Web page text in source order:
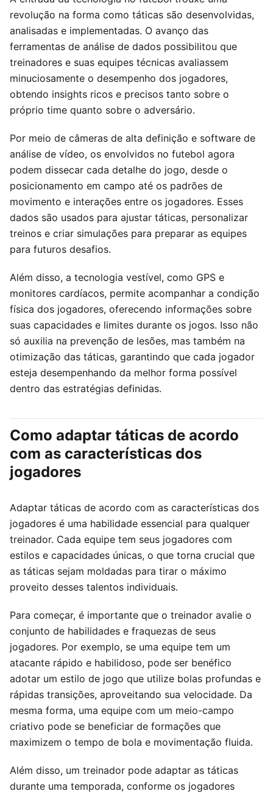
revolução na forma como táticas são desenvolvidas,
analisadas e implementadas. O avanço das
ferramentas de análise de dados possibilitou que
treinadores e suas equipes técnicas avaliassem
minuciosamente o desempenho dos jogadores,
obtendo insights ricos e precisos tanto sobre o
próprio time quanto sobre o adversário.
Por meio de câmeras de alta definição e software de
análise de vídeo, os envolvidos no futebol agora
podem dissecar cada detalhe do jogo, desde o
posicionamento em campo até os padrões de
movimento e interações entre os jogadores. Esses
dados são usados para ajustar táticas, personalizar
treinos e criar simulações para preparar as equipes
para futuros desafios.
Além disso, a tecnologia vestível, como GPS e
monitores cardíacos, permite acompanhar a condição
física dos jogadores, oferecendo informações sobre
suas capacidades e limites durante os jogos. Isso não
só auxilia na prevenção de lesões, mas também na
otimização das táticas, garantindo que cada jogador
esteja desempenhando da melhor forma possível
dentro das estratégias definidas.
Como adaptar táticas de acordo
com as características dos
jogadores
Adaptar táticas de acordo com as características dos
jogadores é uma habilidade essencial para qualquer
treinador. Cada equipe tem seus jogadores com
estilos e capacidades únicas, o que torna crucial que
as táticas sejam moldadas para tirar o máximo
proveito desses talentos individuais.
Para começar, é importante que o treinador avalie o
conjunto de habilidades e fraquezas de seus
jogadores. Por exemplo, se uma equipe tem um
atacante rápido e habilidoso, pode ser benéfico
adotar um estilo de jogo que utilize bolas profundas e
rápidas transições, aproveitando sua velocidade. Da
mesma forma, uma equipe com um meio-campo
criativo pode se beneficiar de formações que
maximizem o tempo de bola e movimentação fluida.
Além disso, um treinador pode adaptar as táticas
durante uma temporada, conforme os jogadores